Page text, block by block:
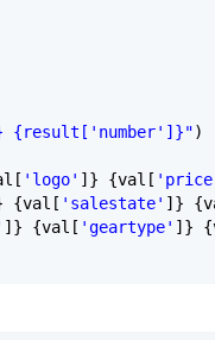
{result['number']}")
'logo' ]} {val[
{val[ 'salestate' ]}
]} {val[ 'geartype' ]}